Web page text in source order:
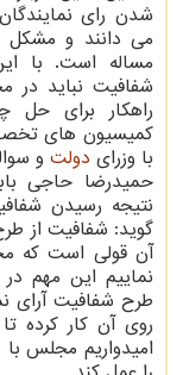
شدن رای
می دانند و
مساله است. با
شفافیت نباید در
راهکار برای
کمیسیون های
با وزرای دولت و
حمیدرضا حاجی
نتیجه رسیدن
گوید: شفافیت از
آن قولی است که
نماییم این مهم در
طرح شفافیت آرای
روی آن کار کرده
امیدواریم مجلس